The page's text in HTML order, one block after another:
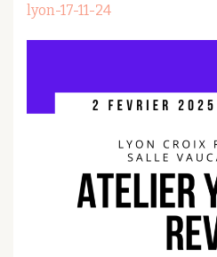
lyon-17-11-24